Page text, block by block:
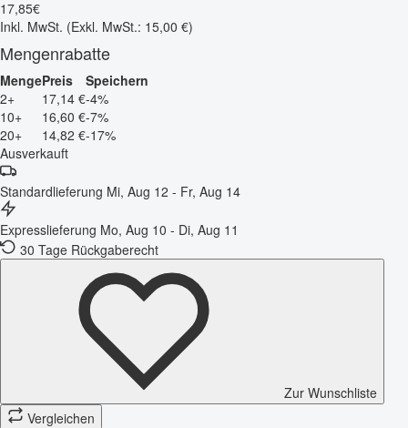
17,85€
Inkl. MwSt. (Exkl. MwSt.: 15,00 €)
Mengenrabatte
MengePreis
Speichern
2+
17,14 €-4%
10+
16,60 €-7%
20+
14,82 €-17%
Ausverkauft
Standardlieferung Mi, Aug 12 - Fr, Aug 14
Expresslieferung Mo, Aug 10 - Di, Aug 11
30 Tage Rückgaberecht
Zur Wunschliste
Vergleichen